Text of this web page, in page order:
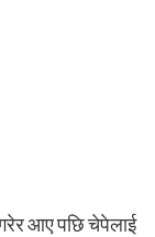
आए पछि चेपेलाई